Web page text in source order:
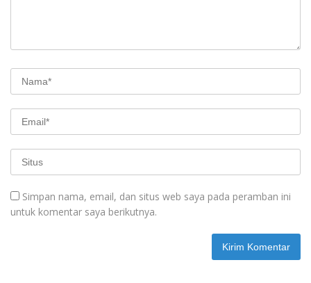
Simpan nama, email, dan situs web saya pada peramban ini
untuk komentar saya berikutnya.